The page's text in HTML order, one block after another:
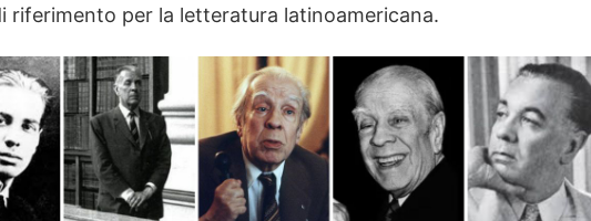
riferimento per la letteratura latinoamericana.